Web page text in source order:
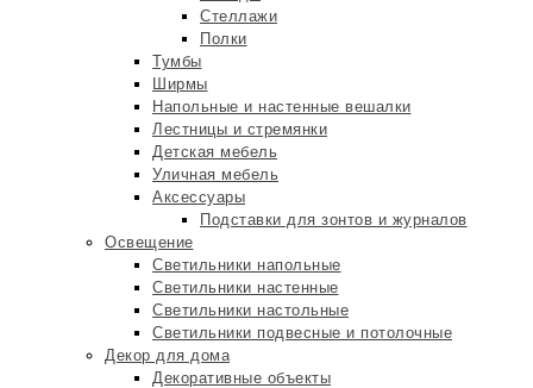
Стеллажи
Полки
Тумбы
Ширмы
Напольные и настенные вешалки
Лестницы и стремянки
Детская мебель
Уличная мебель
Аксессуары
Подставки для зонтов и журналов
Освещение
Светильники напольные
Светильники настенные
Светильники настольные
Светильники подвесные и потолочные
Декор для дома
Декоративные объекты